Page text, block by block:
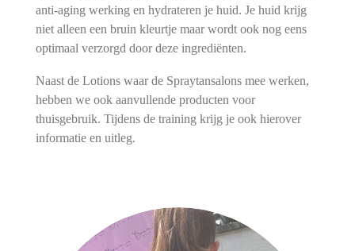
anti-aging werking en hydrateren je huid. Je huid krijg
niet alleen een bruin kleurtje maar wordt ook nog eens
optimaal verzorgd door deze ingrediënten.
Naast de Lotions waar de Spraytansalons mee werken,
hebben we ook aanvullende producten voor
thuisgebruik. Tijdens de training krijg je ook hierover
informatie en uitleg.